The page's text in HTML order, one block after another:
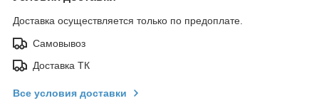
Доставка осуществляется только по предоплате.
Самовывоз
Доставка ТК
Все условия доставки